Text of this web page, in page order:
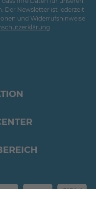
Der Newsletter ist jederzeit
und Widerrufshinweise